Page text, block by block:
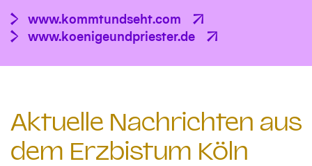
www.kommtundseht.com
www.koenigeundpriester.de
Aktuelle Nachrichten aus
dem Erzbistum Köln